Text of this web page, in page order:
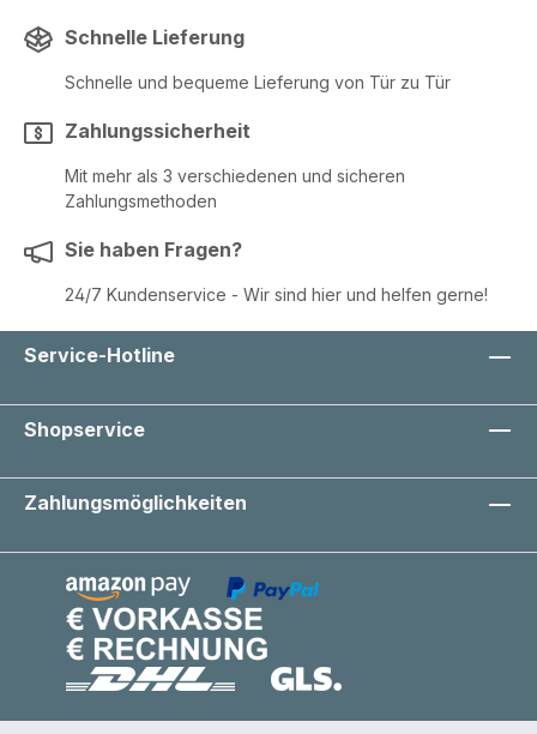
Schnelle Lieferung
Schnelle und bequeme Lieferung von Tür zu Tür
Zahlungssicherheit
Mit mehr als 3 verschiedenen und sicheren
Zahlungsmethoden
Sie haben Fragen?
24/7 Kundenservice - Wir sind hier und helfen gerne!
Service-Hotline
Shopservice
Zahlungsmöglichkeiten